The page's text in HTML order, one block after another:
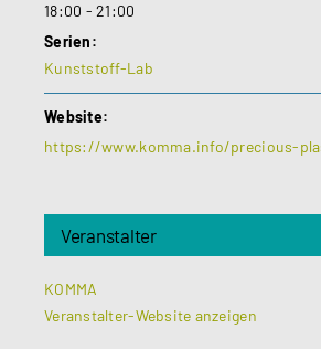
18:00 - 21:00
Serien:
Kunststoff-Lab
Website:
https://www.komma.info/precious-
Veranstalter
KOMMA
Veranstalter-Website anzeigen